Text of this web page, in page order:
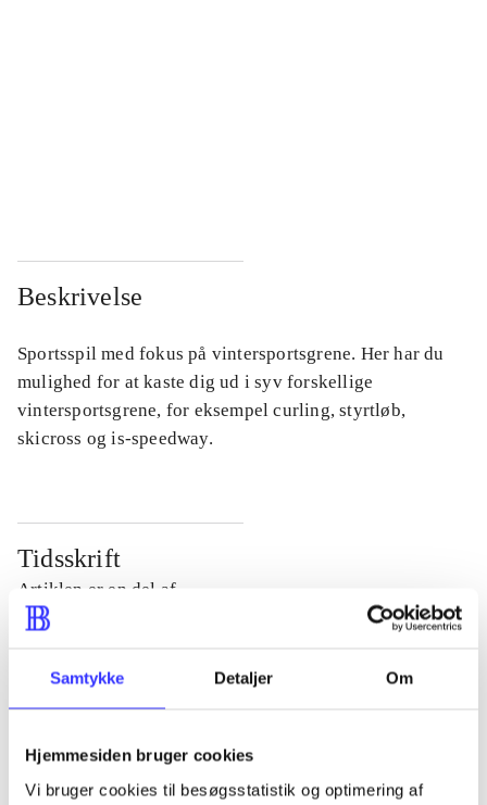
Samtykke Detaljer Om
Hjemmesiden bruger cookies
Vi bruger cookies til besøgsstatistik og optimering af
Beskrivelse
Sportsspil med fokus på vintersportsgrene. Her har du
mulighed for at kaste dig ud i syv forskellige
vintersportsgrene, for eksempel curling, styrtløb,
skicross og is-speedway.
Tidsskrift
Artiklen er en del af
Tidsskrift
Artiklerne i handler ofte om